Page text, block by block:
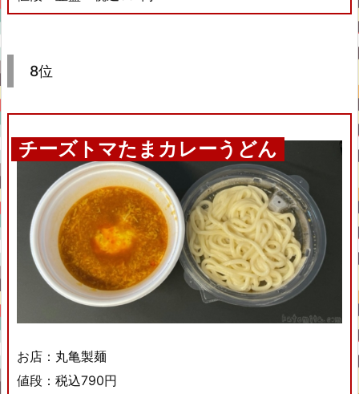
8位
チーズトマたまカレーうどん
お店：丸亀製麺
値段：税込790円